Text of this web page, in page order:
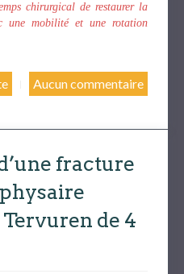
chirurgical de restaurer la
une mobilité et une rotation
Aucun commentaire
fracture
de 4